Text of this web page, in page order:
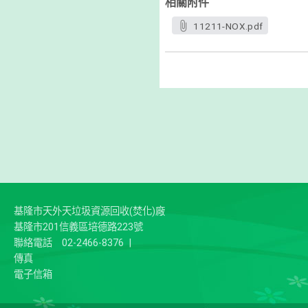
11211-NOX.pdf
基隆市天外天垃圾資源回收(焚化)廠
基隆市201信義區培德路223號
聯絡電話
02-2466-8376
傳真
電子信箱